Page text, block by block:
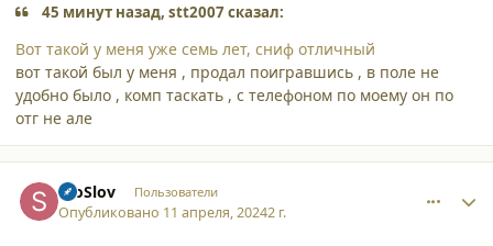
45 минут назад, stt2007 сказал:
Вот такой у меня уже семь лет, сниф отличный
вот такой был у меня , продал поигравшись , в поле не
удобно было , комп таскать , с телефоном по моему он по
отг не але
StoSlov Пользователи
Опубликовано 11 апреля, 20242 г.